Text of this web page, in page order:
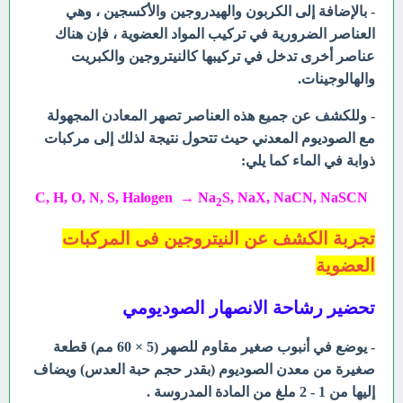
- بالإضافة إلى الكربون والهيدروجين والأكسجين ، وهي
العناصر الضرورية في تركيب المواد العضوية ، فإن هناك
عناصر أخرى تدخل في تركيبها كالنيتروجين والكبريت
والهالوجينات.
- وللكشف عن جميع هذه العناصر تصهر المعادن المجهولة
مع الصوديوم المعدني حيث تتحول نتيجة لذلك إلى مركبات
ذوابة في الماء كما يلي:
C, H, O, N, S, Halogen → Na2S, NaX, NaCN, NaSCN
تجربة الكشف عن النيتروجين فى المركبات
العضوية
تحضير رشاحة الانصهار الصوديومي
- يوضع في أنبوب صغير مقاوم للصهر (5 × 60 مم) قطعة
صغيرة من معدن الصوديوم (بقدر حجم حبة العدس) ويضاف
إليها من 1 - 2 ملغ من المادة المدروسة .